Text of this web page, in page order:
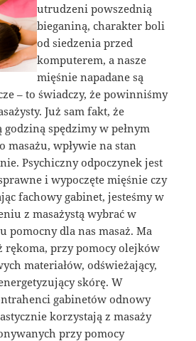
utrudzeni powszednią
bieganiną, charakter boli
od siedzenia przed
komputerem, a nasze
mięśnie napadane są
– to świadczy, że powinniśmy
Już sam fakt, że
spędzimy w pełnym
masażu, wpływie na stan
Psychiczny odpoczynek jest
i wypoczęte mięśnie czy
fachowy gabinet, jesteśmy w
z masażystą wybrać w
pomocny dla nas masaż. Ma
rękoma, przy pomocy olejków
materiałów, odświeżający,
skórę. W
gabinetów odnowy
korzystają z masaży
przy pomocy